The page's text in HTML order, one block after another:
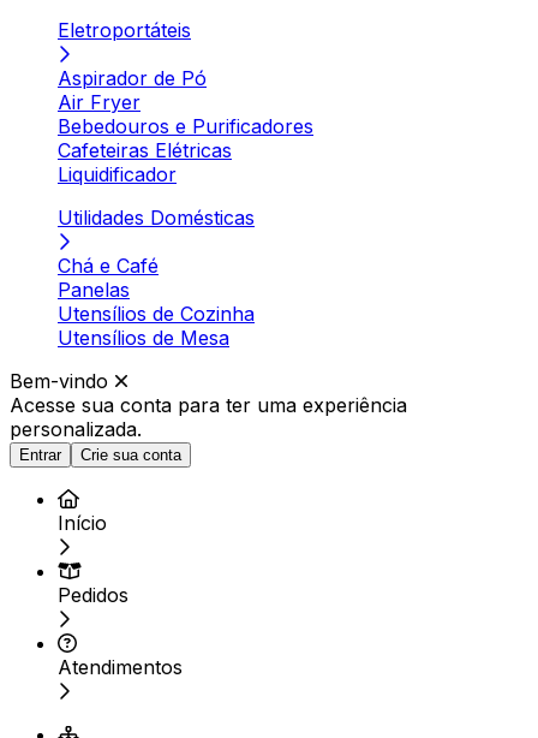
Eletroportáteis
Aspirador de Pó
Air Fryer
Bebedouros e Purificadores
Cafeteiras Elétricas
Liquidificador
Utilidades Domésticas
Chá e Café
Panelas
Utensílios de Cozinha
Utensílios de Mesa
Bem-vindo
Acesse sua conta para ter uma experiência
personalizada.
Entrar Crie sua conta
Início
Pedidos
Atendimentos